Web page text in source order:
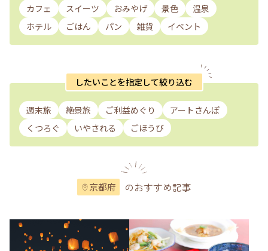
カフェ スイーツ おみやげ 景色
温泉
ホテル
ごはん パン 雑貨 イベント
したいことを指定して絞り込む
週末旅 絶景旅 ご利益めぐり
アートさんぽ
くつろぐ
いやされる ごほうび
京都府 のおすすめ記事